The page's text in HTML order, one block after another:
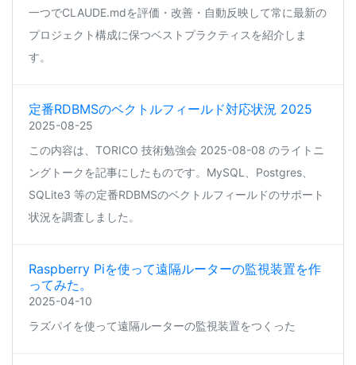
一つでCLAUDE.mdを評価・改善・自動反映して常に最新の
プロジェクト構成に保つベストプラクティスを紹介しま
す。
定番RDBMSのベクトルフィールド対応状況 2025
2025-08-25
この内容は、TORICO 技術勉強会 2025-08-08 のライトニ
ングトークを記事にしたものです。MySQL、Postgres、
SQLite3 等の定番RDBMSのベクトルフィールドのサポート
状況を調査しました。
Raspberry Piを使って遠隔ルーターの監視装置を作
ってみた。
2025-04-10
ラズパイを使って遠隔ルーターの監視装置をつくった